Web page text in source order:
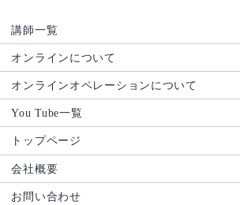
講師一覧
オンラインについて
オンラインオペレーションについて
You Tube一覧
トップページ
会社概要
お問い合わせ